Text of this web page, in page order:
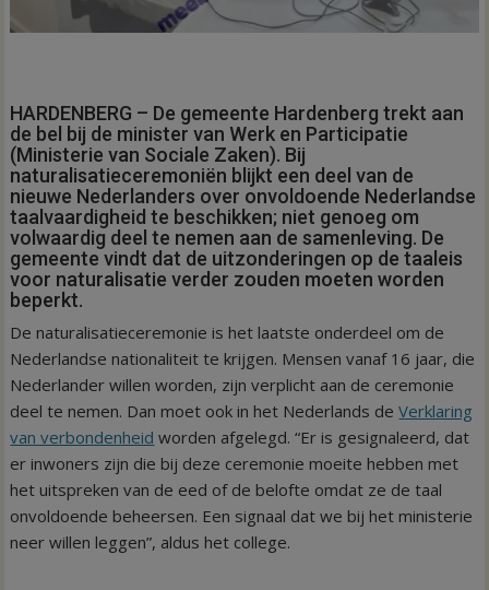
HARDENBERG – De gemeente Hardenberg trekt aan
de bel bij de minister van Werk en Participatie
(Ministerie van Sociale Zaken). Bij
naturalisatieceremoniën blijkt een deel van de
nieuwe Nederlanders over onvoldoende Nederlandse
taalvaardigheid te beschikken; niet genoeg om
volwaardig deel te nemen aan de samenleving. De
gemeente vindt dat de uitzonderingen op de taaleis
voor naturalisatie verder zouden moeten worden
beperkt.
De naturalisatieceremonie is het laatste onderdeel om de
Nederlandse nationaliteit te krijgen. Mensen vanaf 16 jaar, die
Nederlander willen worden, zijn verplicht aan de ceremonie
deel te nemen. Dan moet ook in het Nederlands deVerklaring
van verbondenheid worden afgelegd. “Er is gesignaleerd, dat
er inwoners zijn die bij deze ceremonie moeite hebben met
het uitspreken van de eed of de belofte omdat ze de taal
onvoldoende beheersen. Een signaal dat we bij het ministerie
neer willen leggen”, aldus het college.